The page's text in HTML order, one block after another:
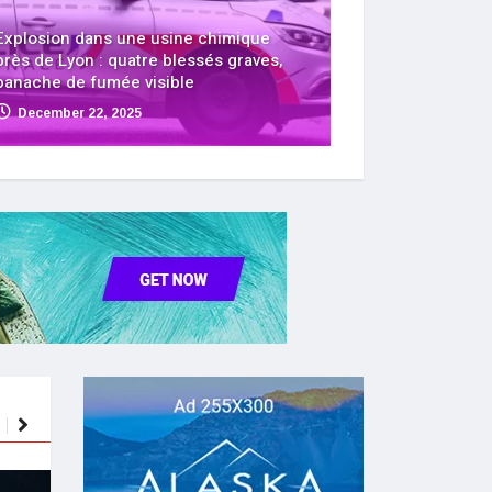
dans une usine chimique
de Lyon : quatre blessés graves,
de fumée visible
December 22, 2025
POLITIK